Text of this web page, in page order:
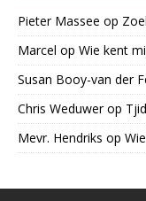
Pieter Massee op
Marcel op Wie kent
Susan Booy-van der
Chris Weduwerop
Mevr. Hendriks op